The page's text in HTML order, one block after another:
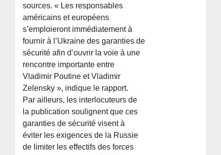
sources. « Les responsables
américains et européens
s’emploieront immédiatement à
fournir à l’Ukraine des garanties de
sécurité afin d’ouvrir la voie à une
rencontre importante entre
Vladimir Poutine et Vladimir
Zelensky », indique le rapport.
Par ailleurs, les interlocuteurs de
la publication soulignent que ces
garanties de sécurité visent à
éviter les exigences de la Russie
de limiter les effectifs des forces